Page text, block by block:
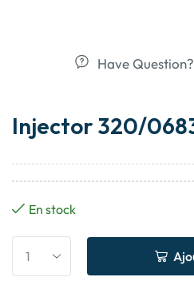
Have
Injector 320/
En stock